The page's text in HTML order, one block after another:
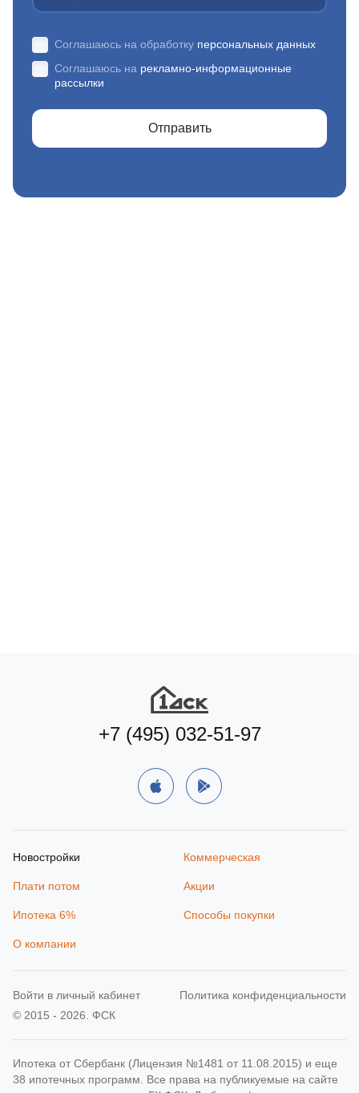
Соглашаюсь на обработку персональных данных
Соглашаюсь на рекламно-информационные
рассылки
Отправить
+7 (495) 032-51-97
Новостройки Коммерческая
Плати потом Акции
Ипотека 6% Способы покупки
О компании
© 2015 - 2026. ФСК
Политика конфиденциальности
Ипотека от Сбербанк (Лицензия №1481 от 11.08.2015) и еще
38 ипотечных программ. Все права на публикуемые на сайте
Войти в личный кабинет